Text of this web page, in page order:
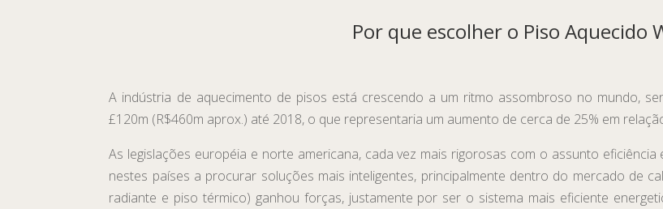
Por que escolher o Piso Aquecido
A indústria de aquecimento de pisos está crescendo a um ritmo assombroso no mundo,
£120m (R$460m aprox.) até 2018, o que representaria um aumento de cerca de 25% em
As legislações européia e norte americana, cada vez mais rigorosas com o assunto
nestes países a procurar soluções mais inteligentes, principalmente dentro do mercado de
radiante e piso térmico) ganhou forças, justamente por ser o sistema mais eficiente